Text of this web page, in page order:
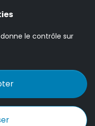
le contrôle sur